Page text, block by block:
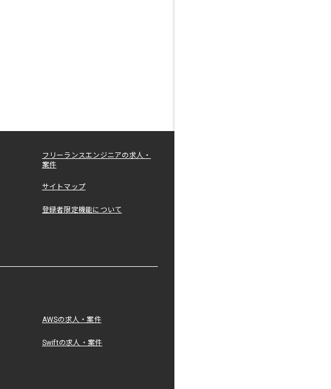
フリーランスエンジニアの求人・
案件
サイトマップ
登録者限定機能について
AWSの求人・案件
Swiftの求人・案件